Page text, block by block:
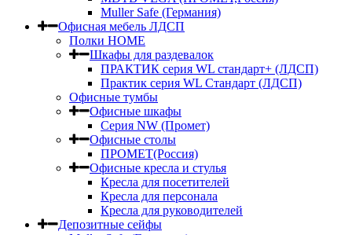
Muller Safe (Германия)
Офисная мебель ЛДСП
Полки HOME
Шкафы для раздевалок
ПРАКТИК серия WL стандарт+ (ЛДСП)
Практик серия WL Стандарт (ЛДСП)
Офисные тумбы
Офисные шкафы
Серия NW (Промет)
Офисные столы
ПРОМЕТ(Россия)
Офисные кресла и стулья
Кресла для посетителей
Кресла для персонала
Кресла для руководителей
Депозитные сейфы